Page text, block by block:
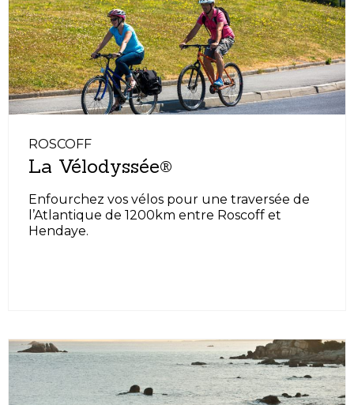
ROSCOFF
La Vélodyssée®​
Enfourchez vos vélos pour une traversée de
l’Atlantique de 1200km entre Roscoff et
Hendaye.